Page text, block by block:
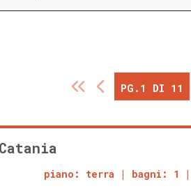
PG.1 DI 11
piano: terra bagni: 1